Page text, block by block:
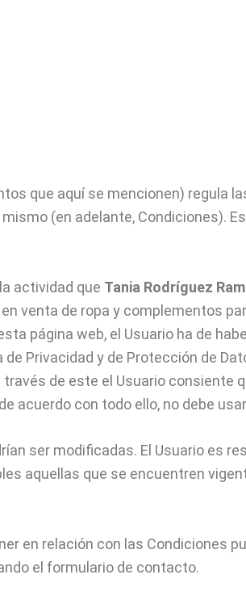
que aquí se mencionen) regula
(en adelante, Condiciones).
actividad que Tania Rodríguez
venta de ropa y complementos
página web, el Usuario ha de
Privacidad y de Protección de
de este el Usuario consiente
acuerdo con todo ello, no debe
ser modificadas. El Usuario es
aquellas que se encuentren
en relación con las Condiciones
el formulario de contacto.